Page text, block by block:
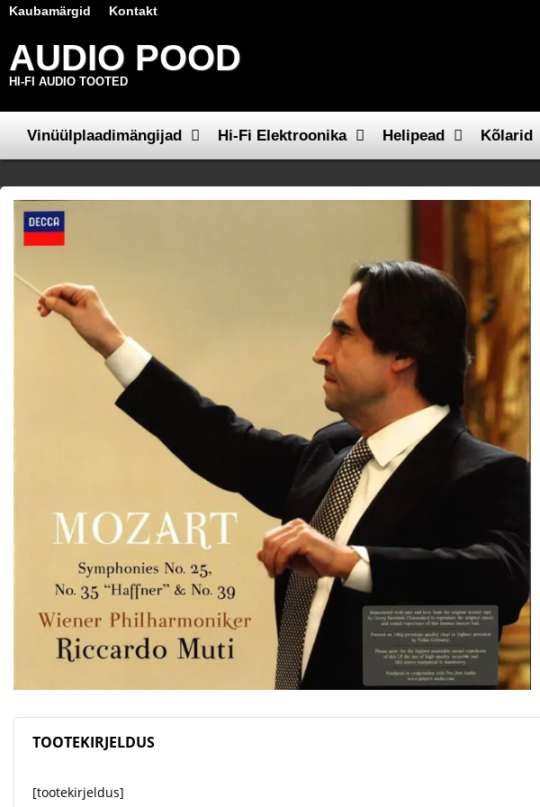
Kaubamärgid Kontakt
AUDIO POOD
HI-FI AUDIO TOOTED
Vinüülplaadimängijad Hi-Fi Elektroonika Helipead Kõlarid
TOOTEKIRJELDUS
[tootekirjeldus]